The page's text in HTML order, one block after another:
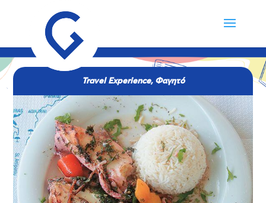
Travel Experience, Φαγητό